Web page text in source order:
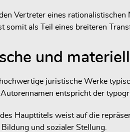
Vertreter eines
somit als Teil eines breiteren
und
juristische Werke
entspricht der
Haupttitels weist auf die
und sozialer Stellung.